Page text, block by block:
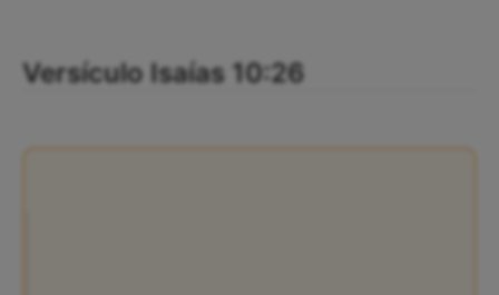
Versículo Isaías 10:26